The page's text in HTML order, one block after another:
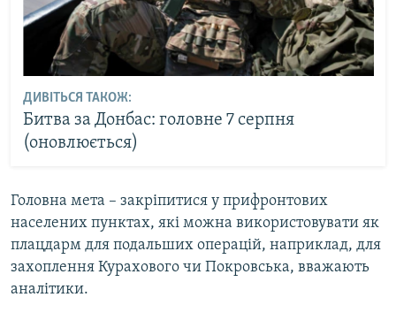
ДИВІТЬСЯ ТАКОЖ:
Битва за Донбас: головне 7 серпня
(оновлюється)
Головна мета – закріпитися у прифронтових
населених пунктах, які можна використовувати як
плацдарм для подальших операцій, наприклад, для
захоплення Курахового чи Покровська, вважають
аналітики.